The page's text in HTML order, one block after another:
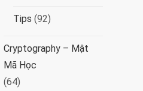
Tips (92)
Cryptography – Mật
Mã Học
(64)